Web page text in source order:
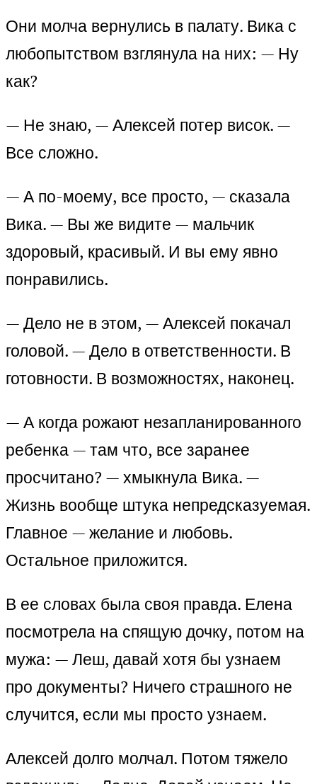
Они молча вернулись в палату. Вика с
любопытством взглянула на них: — Ну
как?
— Не знаю, — Алексей потер висок. —
Все сложно.
— А по-моему, все просто, — сказала
Вика. — Вы же видите — мальчик
здоровый, красивый. И вы ему явно
понравились.
— Дело не в этом, — Алексей покачал
головой. — Дело в ответственности. В
готовности. В возможностях, наконец.
— А когда рожают незапланированного
ребенка — там что, все заранее
просчитано? — хмыкнула Вика. —
Жизнь вообще штука непредсказуемая.
Главное — желание и любовь.
Остальное приложится.
В ее словах была своя правда. Елена
посмотрела на спящую дочку, потом на
мужа: — Леш, давай хотя бы узнаем
про документы? Ничего страшного не
случится, если мы просто узнаем.
Алексей долго молчал. Потом тяжело